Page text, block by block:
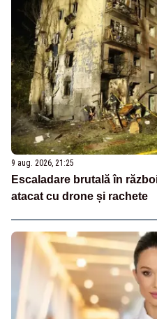
9 aug. 2026, 21:25
Escaladare brutală în
atacat cu drone și rachete